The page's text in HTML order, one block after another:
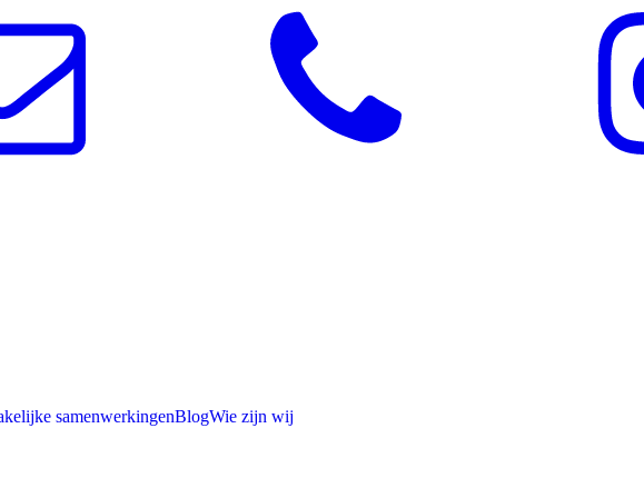
samenwerkingenBlogWie zijn wij